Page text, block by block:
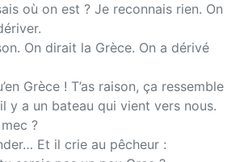
où on est ? Je reconnais rien. On
On dirait la Grèce. On a dérivé
Grèce ! T’as raison, ça ressemble
y a un bateau qui vient vers nous.
?
Et il crie au pêcheur :